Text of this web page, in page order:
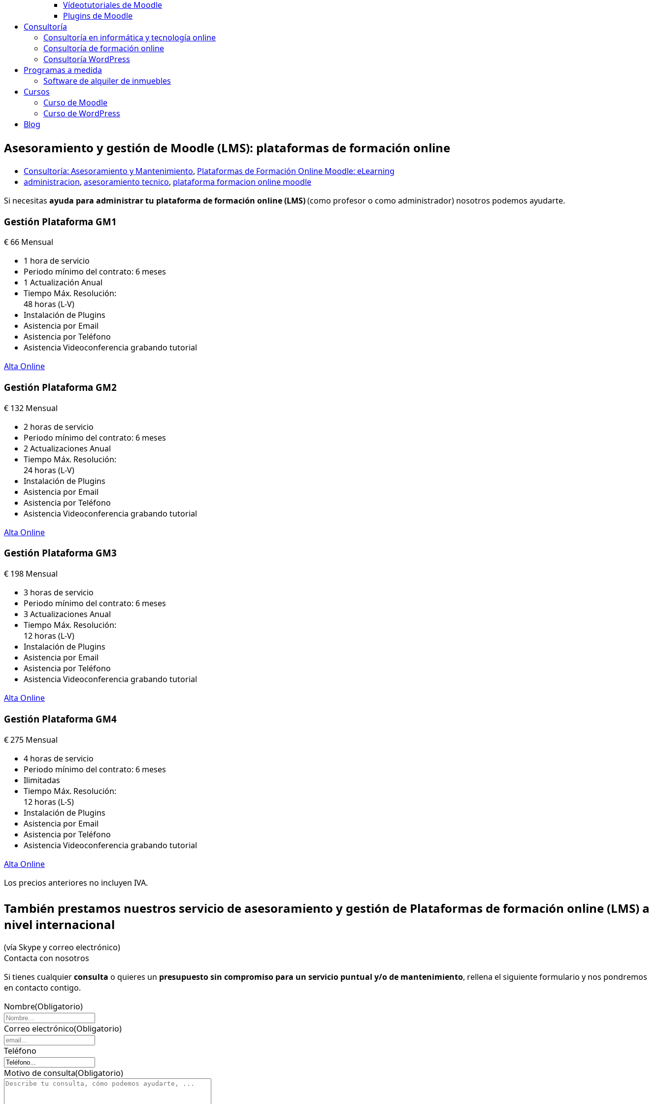
Vídeotutoriales de Moodle
Plugins de Moodle
Consultoría
Consultoría en informática y tecnología online
Consultoría de formación online
Consultoría WordPress
Programas a medida
Software de alquiler de inmuebles
Cursos
Curso de Moodle
Curso de WordPress
Blog
Asesoramiento y gestión de Moodle (LMS): plataformas de formación online
Consultoría: Asesoramiento y Mantenimiento, Plataformas de Formación Online Moodle: eLearning
administracion, asesoramiento tecnico, plataforma formacion online moodle
Si necesitas ayuda para administrar tu plataforma de formación online (LMS)(como profesor o como administrador) nosotros podemos ayudarte.
Gestión Plataforma GM1
€ 66 Mensual
1 hora de servicio
Periodo mínimo del contrato: 6 meses​
1 Actualización Anual
Tiempo Máx. Resolución:
48 horas (L-V)
Instalación de Plugins
Asistencia por Email
Asistencia por Teléfono
Asistencia Videoconferencia grabando tutorial
Alta Online
Gestión Plataforma GM2
€ 132 Mensual
2 horas de servicio
Periodo mínimo del contrato: 6 meses​
2 Actualizaciones Anual
Tiempo Máx. Resolución:
24 horas (L-V)
Instalación de Plugins
Asistencia por Email
Asistencia por Teléfono
Asistencia Videoconferencia grabando tutorial
Alta Online
Gestión Plataforma GM3
€ 198 Mensual
3 horas de servicio
Periodo mínimo del contrato: 6 meses​
3 Actualizaciones Anual
Tiempo Máx. Resolución:
12 horas (L-V)
Instalación de Plugins
Asistencia por Email
Asistencia por Teléfono
Asistencia Videoconferencia grabando tutorial
Alta Online
Gestión Plataforma GM4
€275 Mensual
4 horas de servicio
Periodo mínimo del contrato: 6 meses​
Ilimitadas
Tiempo Máx. Resolución:
12 horas (L-S)
Instalación de Plugins
Asistencia por Email
Asistencia por Teléfono
Asistencia Videoconferencia grabando tutorial
Alta Online
Los precios anteriores no incluyen IVA.
También prestamos nuestros servicio de asesoramiento y gestión de Plataformas de formación online (LMS) a
nivel internacional
(vía Skype y correo electrónico)
Contacta con nosotros
Si tienes cualquierconsulta o quieres un presupuesto sin compromiso para un servicio puntual y/o de mantenimiento, rellena el siguiente formulario y nos pondremos
en contacto contigo.
Nombre(Obligatorio)
Correo electrónico(Obligatorio)
Teléfono
Motivo de consulta(Obligatorio)